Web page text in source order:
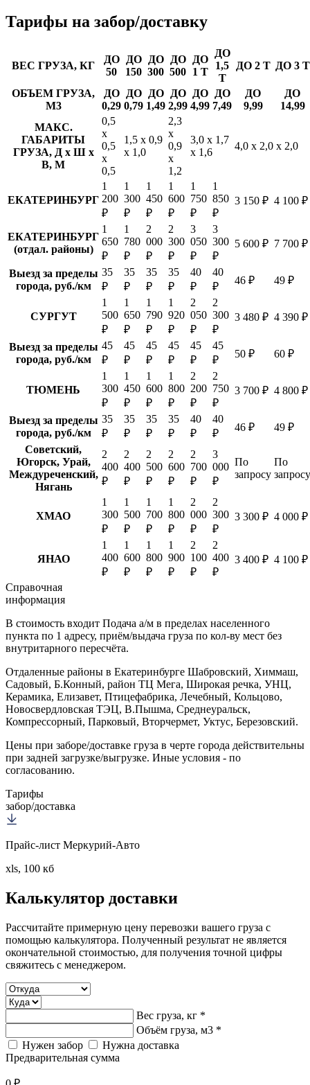
Тарифы на забор/доставку
ВЕС ГРУЗА, КГ
ДО
50
ДО
150
ДО
300
ДО
500
ДО
1 Т
ДО
1,5
Т
ДО 2 Т ДО 3 Т
ОБЪЕМ ГРУЗА,
М3
ДО
0,29
ДО
0,79
ДО
1,49
ДО
2,99
ДО
4,99
ДО
7,49
ДО
9,99
ДО
14,99
МАКС.
ГАБАРИТЫ
ГРУЗА, Д х Ш х
В, М
0,5
х
0,5
х
0,5
1,5 х 0,9
х 1,0
2,3
х
0,9
х
1,2
3,0 х 1,7
х 1,6
4,0 х 2,0 х 2,0
ЕКАТЕРИНБУРГ
1
200
₽
1
300
₽
1
450
₽
1
600
₽
1
750
₽
1
850
₽
3 150 ₽ 4 100 ₽
ЕКАТЕРИНБУРГ
(отдал. районы)
1
650
₽
1
780
₽
2
000
₽
2
300
₽
3
050
₽
3
300
₽
5 600 ₽ 7 700 ₽
Выезд за пределы
города, руб./км
35
₽
35
₽
35
₽
35
₽
40
₽
40
₽
46 ₽ 49 ₽
СУРГУТ
1
500
₽
1
650
₽
1
790
₽
1
920
₽
2
050
₽
2
300
₽
3 480 ₽ 4 390 ₽
Выезд за пределы
города, руб./км
45
₽
45
₽
45
₽
45
₽
45
₽
45
₽
50 ₽ 60 ₽
ТЮМЕНЬ
1
300
₽
1
450
₽
1
600
₽
1
800
₽
2
200
₽
2
750
₽
3 700 ₽ 4 800 ₽
Выезд за пределы
города, руб./км
35
₽
35
₽
35
₽
35
₽
40
₽
40
₽
46 ₽
49 ₽
Советский,
Югорск, Урай,
Междуреченский,
Нягань
2
400
₽
2
400
₽
2
500
₽
2
600
₽
2
700
₽
3
000
₽
По
запросу
По
запросу
ХМАО
1
300
₽
1
500
₽
1
700
₽
1
800
₽
2
000
₽
2
300
₽
3 300 ₽ 4 000 ₽
ЯНАО
1
400
₽
1
600
₽
1
800
₽
1
900
₽
2
100
₽
2
400
₽
3 400 ₽ 4 100 ₽
Справочная
информация
В стоимость входит Подача а/м в пределах населенного
пункта по 1 адресу, приём/выдача груза по кол-ву мест без
внутритарного пересчёта.
Отдаленные районы в Екатеринбурге Шабровский, Химмаш,
Садовый, Б.Конный, район ТЦ Мега, Широкая речка, УНЦ,
Керамика, Елизавет, Птицефабрика, Лечебный, Кольцово,
Новосвердловская ТЭЦ, В.Пышма, Среднеуральск,
Компрессорный, Парковый, Вторчермет, Уктус, Березовский.
Цены при заборе/доставке груза в черте города действительны
при задней загрузке/выгрузке. Иные условия - по
согласованию.
Тарифы
забор/доставка
Прайс-лист Меркурий-Авто
xls, 100 кб
Калькулятор доставки
Рассчитайте примерную цену перевозки вашего груза с
помощью калькулятора. Полученный результат не является
окончательной стоимостью, для получения точной цифры
свяжитесь с менеджером.
Вес груза, кг *
Объём груза, м3 *
Нужен забор
Нужна доставка
Предварительная сумма